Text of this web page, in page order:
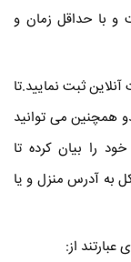
و با حداقل زمان و
ثبت نمایید.تا
همچنین می توانید
را بیان کرده تا
به آدرس منزل و یا
از: